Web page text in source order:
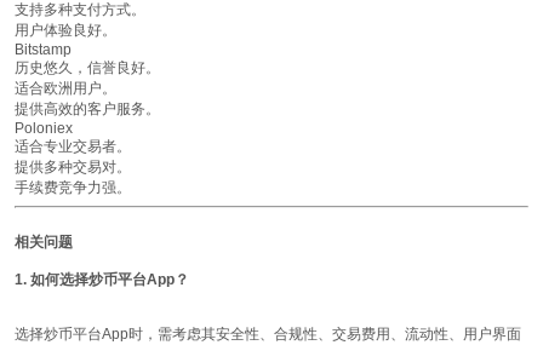
支持多种支付方式。
用户体验良好。
Bitstamp
历史悠久，信誉良好。
适合欧洲用户。
提供高效的客户服务。
Poloniex
适合专业交易者。
提供多种交易对。
手续费竞争力强。
相关问题
1. 如何选择炒币平台App？
选择炒币平台App时，需考虑其安全性、合规性、交易费用、流动性、用户界面